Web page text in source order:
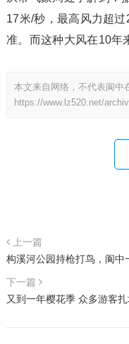
17米/秒，最高风力超
准。而这种大风在10年
本文来自网络，不代表阆中
https://www.lz520.net/
上一篇
构溪河公园持枪打鸟，阆中
下一篇
又到一年樱花季 众多游客